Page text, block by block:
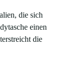
die sich
einen
die